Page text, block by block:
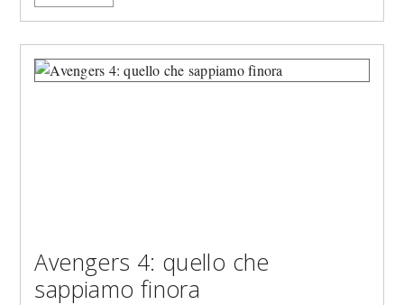
Avengers 4: quello che
sappiamo finora